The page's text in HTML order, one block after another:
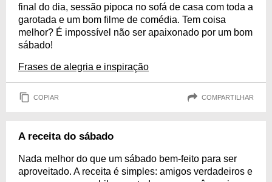
final do dia, sessão pipoca no sofá de casa com toda a
garotada e um bom filme de comédia. Tem coisa
melhor? É impossível não ser apaixonado por um bom
sábado!
Frases de alegria e inspiração
COPIAR COMPARTILHAR
A receita do sábado
Nada melhor do que um sábado bem-feito para ser
aproveitado. A receita é simples: amigos verdadeiros e